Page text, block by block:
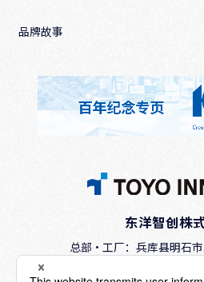
品牌故事
东洋智创株
总部·工厂：兵库县明石